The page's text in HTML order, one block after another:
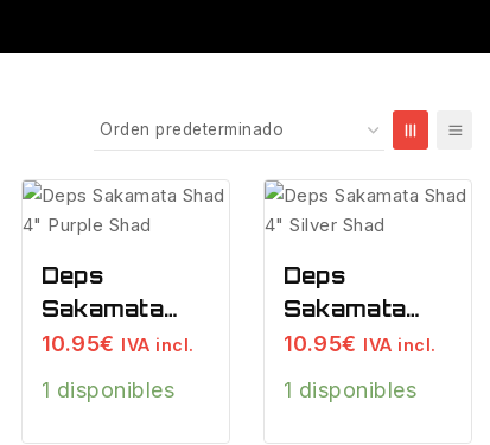
Deps
Sakamata
Shad 4″
10.95€ IVA incl.
1 disponibles
Deps
Sakamata
Shad 4″
10.95€ IVA incl.
1 disponibles